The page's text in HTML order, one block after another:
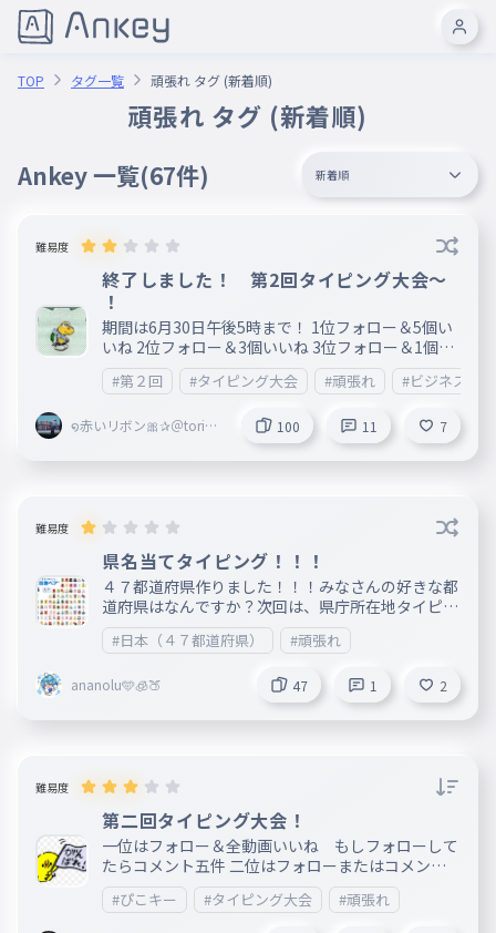
TOP タグ一覧 頑張れ タグ (新着順)
頑張れ タグ (新着順)
Ankey 一覧(67件) 新着順
難易度
終了しました！ 第2回タイピング大会～
！
期間は6月30日午後5時まで！ 1位フォロー＆5個い
いね 2位フォロー＆3個いいね 3位フォロー＆1個い
いね 4位～フォロー ー結果ー 🥇はるまき さん 🥈に
こふぁすさん 🥉まる さん です！参加してくれた皆
#第２回 #タイピング大会 #頑張れ #ビジネス
໑赤いリボン🎀✰＠toripr
100 11 7
難易度
県名当てタイピング！！！
４７都道府県作りました！！！みなさんの好きな都
道府県はなんですか？次回は、県庁所在地タイピン
グです＼(^o^)／
#日本（４７都道府県） #頑張れ
ananolu🩵🧊🍑 47 1 2
難易度
第二回タイピング大会！
一位はフォロー＆全動画いいね もしフォローして
たらコメント五件 二位はフォローまたはコメント
三位は全動画いいね 四位はコメント五件 五位はコ
メント一件＆いいね一件です 期間は一週間にしま
#ぴこキー #タイピング大会 #頑張れ